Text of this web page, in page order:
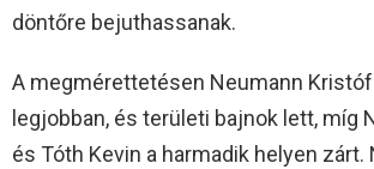
döntőre bejuthassanak.
A megmérettetésen Neumann
legjobban, és területi bajnok lett, míg
és Tóth Kevin a harmadik helyen zárt.